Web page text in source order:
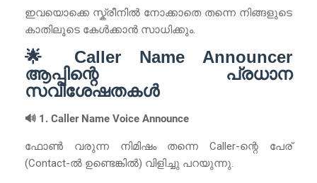
ഇവയൊക്കെ സ്ക്രീനിൽ നോക്കാതെ തന്നെ നിങ്ങളുടെ
കാതിലൂടെ കേൾക്കാൻ സാധിക്കും.
🌟 Caller Name Announcer
ആപ്പിന്റെ പ്രധാന
സവിശേഷതകൾ
🔊 1. Caller Name Voice Announce
ഫോൺ വരുന്ന നിമിഷം തന്നെ Caller-ന്റെ പേര്
(Contact-ൽ ഉണ്ടെങ്കിൽ) വിളിച്ചു പറയുന്നു.